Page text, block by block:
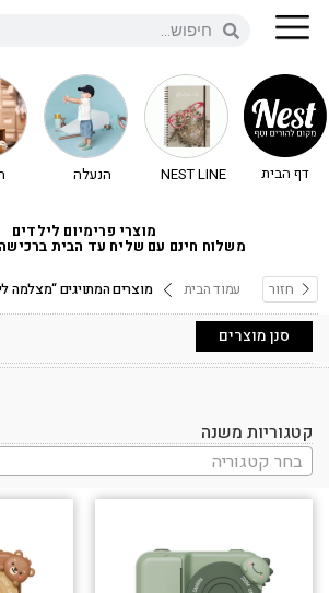
דף הבית NEST LINE הנעלה
מוצרי פרימיום לילדים
משלוח חינם עם שליח עד הבית ברכישה
חזור עמוד הבית מוצרים המתויגים “מצלמה
סנן מוצרים
קטגוריות משנה
בחר קטגוריה